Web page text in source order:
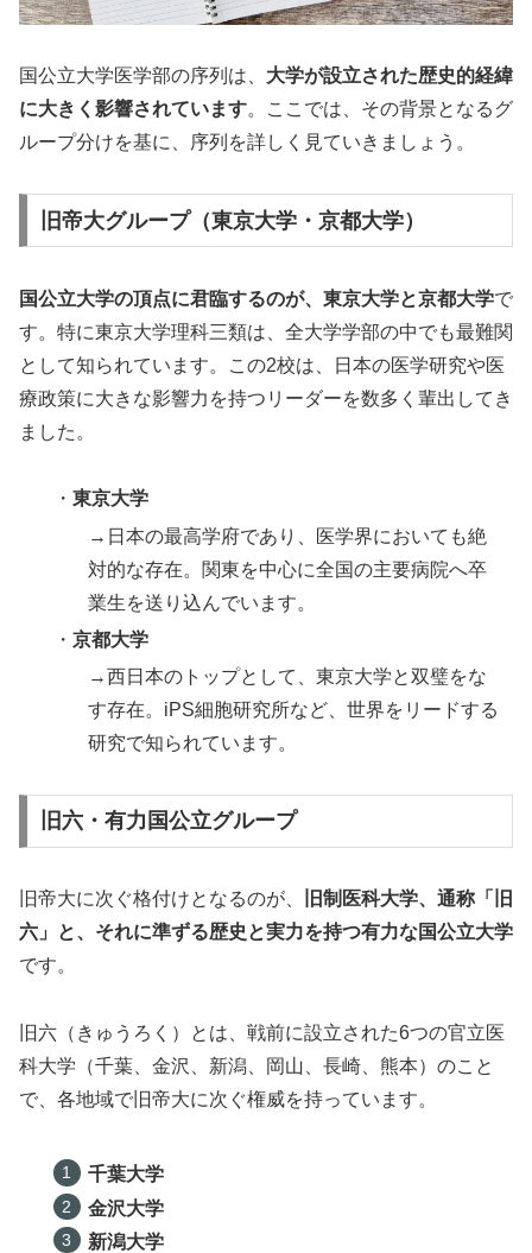
国公立大学医学部の序列は、 大学が設立された歴史的経緯
に大きく影響されています。ここでは、その背景となるグ
ループ分けを基に、序列を詳しく見ていきましょう。
旧帝大グループ（東京大学・京都大学）
国公立大学の頂点に君臨するのが、東京大学と京都大学で
す。特に東京大学理科三類は、全大学学部の中でも最難関
として知られています。この2校は、日本の医学研究や医
療政策に大きな影響力を持つリーダーを数多く輩出してき
ました。
・東京大学
→日本の最高学府であり、医学界においても絶
対的な存在。関東を中心に全国の主要病院へ卒
業生を送り込んでいます。
・京都大学
→西日本のトップとして、東京大学と双璧をな
す存在。iPS細胞研究所など、世界をリードする
研究で知られています。
旧六・有力国公立グループ
旧帝大に次ぐ格付けとなるのが、
旧制医科大学、通称「旧
六」と、それに準ずる歴史と実力を持つ有力な国公立大学
です。
旧六（きゅうろく）とは、戦前に設立された6つの官立医
科大学（千葉、金沢、新潟、岡山、長崎、熊本）のこと
で、各地域で旧帝大に次ぐ権威を持っています。
千葉大学
金沢大学
新潟大学